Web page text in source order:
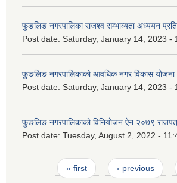
फुङलिङ नगरपालिका राजश्व सम्भाव्यता अध्ययन
Post date: Saturday, January 14, 2023 -
फुङलिङ नगरपालिकाको आवधिक नगर विकास योजना
Post date: Saturday, January 14, 2023 -
फुङलिङ नगरपालिकाको विनियोजन ऐन २०७९
Post date: Tuesday, August 2, 2022 -
Pages« first ‹ previous